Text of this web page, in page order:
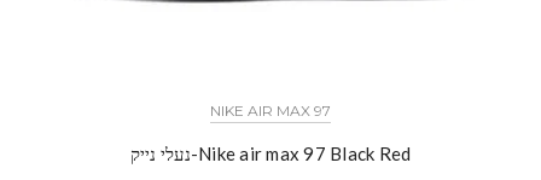
NIKE AIR MAX 97
נעלי נייק-Nike air max 97 Black Red